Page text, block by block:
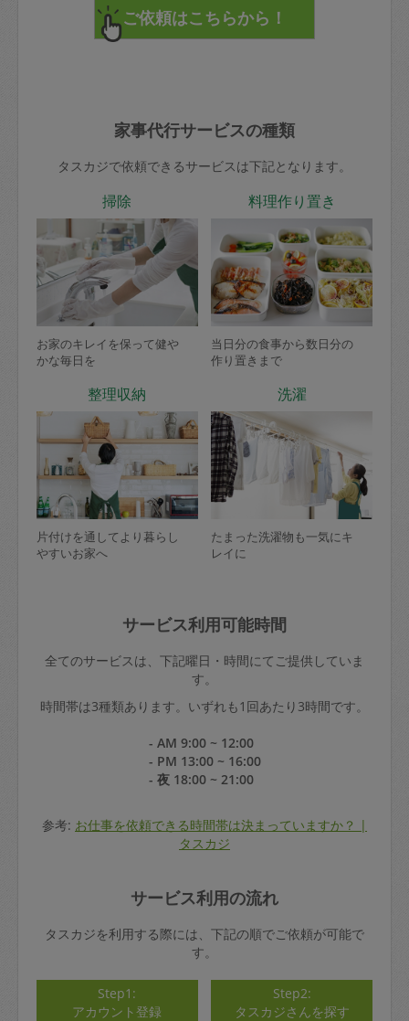
家事代行サービスの種類
タスカジで依頼できるサービスは下記となります。
掃除
お家のキレイを保って健や
かな毎日を
料理作り置き
当日分の食事から数日分の
作り置きまで
整理収納
片付けを通してより暮らし
やすいお家へ
洗濯
たまった洗濯物も一気にキ
レイに
サービス利用可能時間
全てのサービスは、下記曜日・時間にてご提供していま
す。
時間帯は3種類あります。いずれも1回あたり3時間です。
- AM 9:00 ~ 12:00
- PM 13:00 ~ 16:00
- 夜 18:00 ~ 21:00
参考: お仕事を依頼できる時間帯は決まっていますか？ |
タスカジ
サービス利用の流れ
タスカジを利用する際には、下記の順でご依頼が可能で
す。
Step1:
アカウント登録
Step2:
タスカジさんを探す